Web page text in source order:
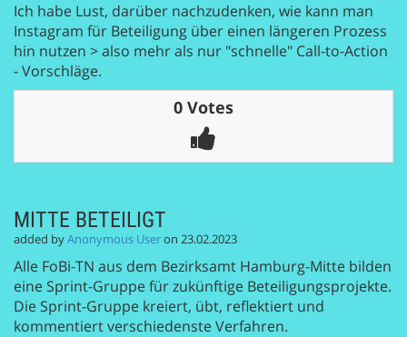
Ich habe Lust, darüber nachzudenken, wie kann man
Instagram für Beteiligung über einen längeren Prozess
hin nutzen > also mehr als nur "schnelle" Call-to-Action
- Vorschläge.
0 Votes
MITTE BETEILIGT
added byAnonymous Useron 23.02.2023
Alle FoBi-TN aus dem Bezirksamt Hamburg-Mitte bilden
eine Sprint-Gruppe für zukünftige Beteiligungsprojekte.
Die Sprint-Gruppe kreiert, übt, reflektiert und
kommentiert verschiedenste Verfahren.